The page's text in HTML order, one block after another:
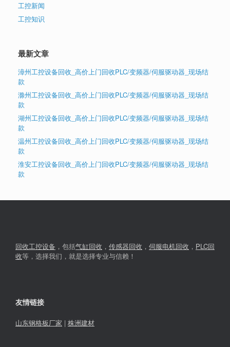
工控新闻
工控知识
最新文章
漳州工控设备回收_高价上门回收PLC/变频器/伺服驱动器_现场结
款
滁州工控设备回收_高价上门回收PLC/变频器/伺服驱动器_现场结
款
湖州工控设备回收_高价上门回收PLC/变频器/伺服驱动器_现场结
款
温州工控设备回收_高价上门回收PLC/变频器/伺服驱动器_现场结
款
淮安工控设备回收_高价上门回收PLC/变频器/伺服驱动器_现场结
款
回收工控设备 ，包括气缸回收 ， 传感器回收 ， 伺服电机回收 ， PLC回
收等，选择我们，就是选择专业与信赖！
友情链接
山东钢格板厂家 | 株洲建材